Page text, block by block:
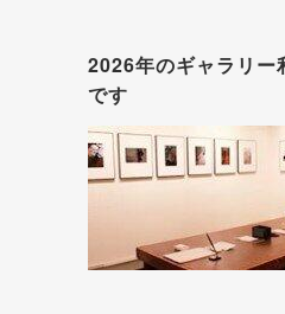
2026年のギャラリー
です